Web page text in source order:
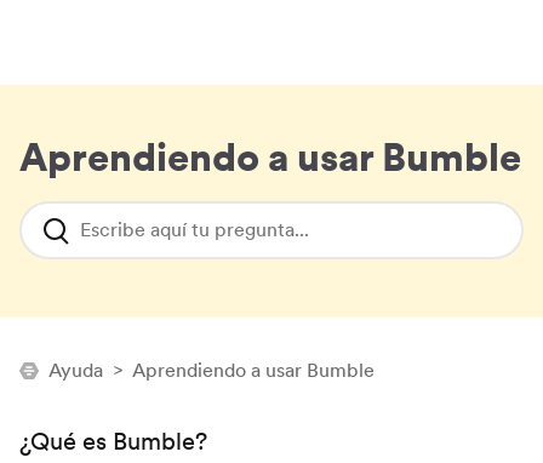
Aprendiendo a usar Bumble
Escribe aquí tu pregunta...
Ayuda > Aprendiendo a usar Bumble
¿Qué es Bumble?